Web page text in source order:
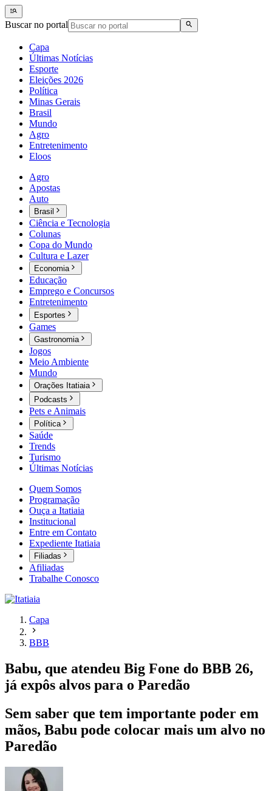
Buscar no portal
Capa
Últimas Notícias
Esporte
Eleições 2026
Política
Minas Gerais
Brasil
Mundo
Agro
Entretenimento
Eloos
Agro
Apostas
Auto
Brasil
Ciência e Tecnologia
Colunas
Copa do Mundo
Cultura e Lazer
Economia
Educação
Emprego e Concursos
Entretenimento
Esportes
Games
Gastronomia
Jogos
Meio Ambiente
Mundo
Orações Itatiaia
Podcasts
Pets e Animais
Política
Saúde
Trends
Turismo
Últimas Notícias
Quem Somos
Programação
Ouça a Itatiaia
Institucional
Entre em Contato
Expediente Itatiaia
Filiadas
Afiliadas
Trabalhe Conosco
Capa
BBB
Babu, que atendeu Big Fone do BBB 26,
já expôs alvos para o Paredão
Sem saber que tem importante poder em
mãos, Babu pode colocar mais um alvo no
Paredão